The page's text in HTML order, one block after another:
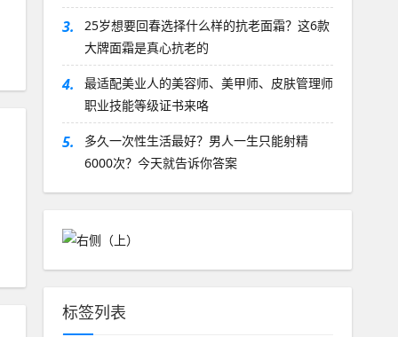
3.
25岁想要回春选择什么样的抗老面霜？这6款
大牌面霜是真心抗老的
4.
最适配美业人的美容师、美甲师、皮肤管理师
职业技能等级证书来咯
5.
多久一次性生活最好？男人一生只能射精
6000次？今天就告诉你答案
标签列表